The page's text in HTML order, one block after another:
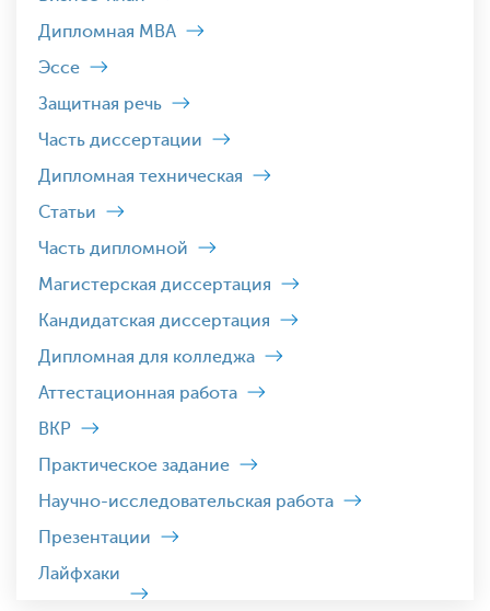
Дипломная MBA
Эссе
Защитная речь
Часть диссертации
Дипломная техническая
Статьи
Часть дипломной
Магистерская диссертация
Кандидатская диссертация
Дипломная для колледжа
Аттестационная работа
ВКР
Практическое задание
Научно-исследовательская работа
Презентации
Лайфхаки